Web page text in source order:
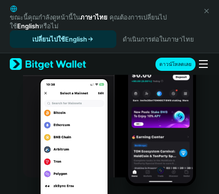
English
日本語
Tiếng Việt
Español (Latinoamérica)
Türkçe
Italiano
Português (Portugal)
Bahasa Indonesia
ขณะนี้คุณกำลังดูหน้านี้ในภาษาไทย คุณต้องการเปลี่ยนไป
ใช้Englishหรือไม่
เปลี่ยนไปใช้English
ดำเนินการต่อในภาษาไทย
ดาวน์โหลดเลย